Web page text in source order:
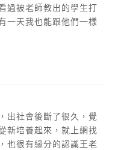
過被老師教出的學生打
一天我也能跟他們一樣
出社會後斷了很久，覺
新培養起來，就上網找
也很有緣分的認識王老